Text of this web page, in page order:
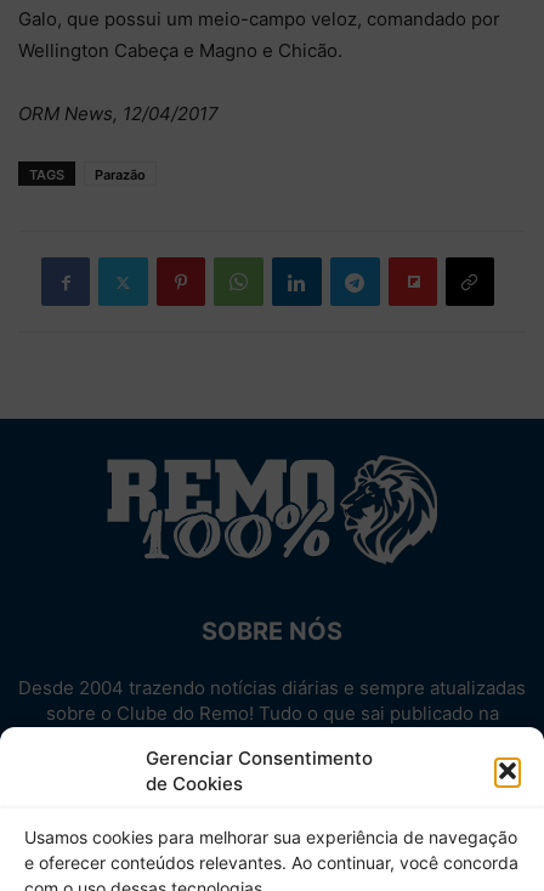
Gerenciar Consentimento
de Cookies
Usamos cookies para melhorar sua experiência de navegação
e oferecer conteúdos relevantes. Ao continuar, você concorda
Galo, que possui um meio-campo veloz, comandado por
Wellington Cabeça e Magno e Chicão.
ORM News, 12/04/2017
TAGS Parazão
SOBRE NÓS
Desde 2004 trazendo notícias diárias e sempre atualizadas
sobre o Clube do Remo! Tudo o que sai publicado na
Aproveite! Site não-oficial.
SIGA-NOS